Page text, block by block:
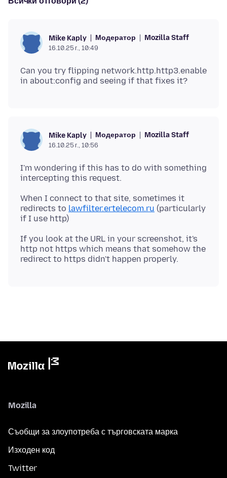
Mike Kaply Модератор Mozilla Staff
16.10.25 г., 10:49
Can you try flipping network.http.http3.enable
Mike Kaply Модератор Mozilla Staff
16.10.25 г., 10:56
I'm wondering if this has to do with something
When I connect to that site, sometimes it
redirects to lawfilter.ertelecom.ru (particularly
If you look at the URL in your screenshot, it's
http not https which means that somehow the
Mozilla
Съобщи за злоупотреба с търговската марка
Изходен код
Twitter